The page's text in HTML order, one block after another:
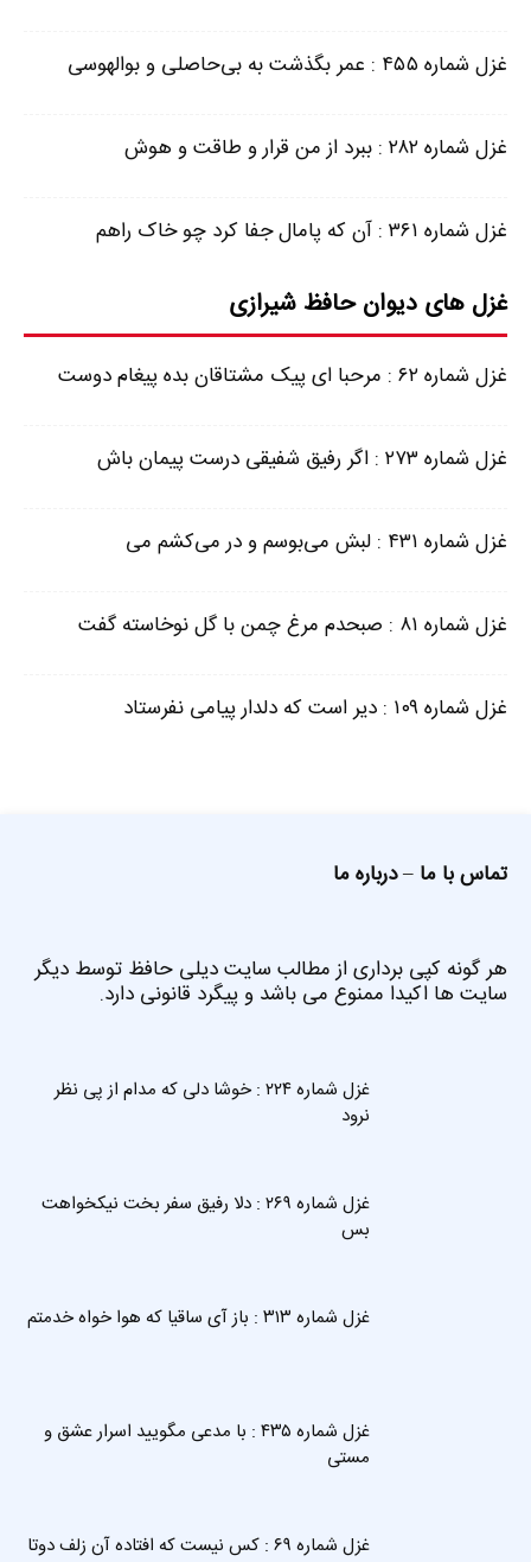
غزل شماره ۴۵۵ : عمر بگذشت به بی‌حاصلی و بوالهوسی
غزل شماره ۲۸۲ : ببرد از من قرار و طاقت و هوش
غزل شماره ۳۶۱ : آن که پامال جفا کرد چو خاک راهم
غزل های دیوان حافظ شیرازی
غزل شماره ۶۲ : مرحبا ای پیک مشتاقان بده پیغام دوست
غزل شماره ۲۷۳ : اگر رفیق شفیقی درست پیمان باش
غزل شماره ۴۳۱ : لبش می‌بوسم و در می‌کشم می
غزل شماره ۸۱ : صبحدم مرغ چمن با گل نوخاسته گفت
غزل شماره ۱۰۹ : دیر است که دلدار پیامی نفرستاد
تماس با ما –درباره ما
هر گونه کپی برداری از مطالب سایت دیلی حافظ توسط دیگر
سایت ها اکیدا ممنوع می باشد و پیگرد قانونی دارد.
غزل شماره ۲۲۴ : خوشا دلی که مدام از پی نظر
نرود
غزل شماره ۲۶۹ : دلا رفیق سفر بخت نیکخواهت
بس
غزل شماره ۳۱۳ : باز آی ساقیا که هوا خواه خدمتم
غزل شماره ۴۳۵ : با مدعی مگویید اسرار عشق و
مستی
غزل شماره ۶۹ : کس نیست که افتاده آن زلف دوتا